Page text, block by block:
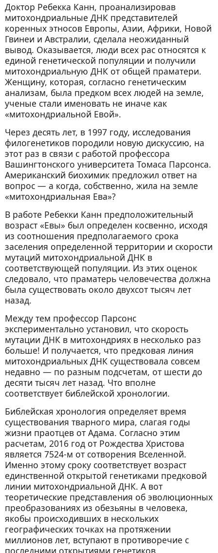
Доктор Ребекка Канн, проанализировав
митохондриальные ДНК представителей
коренных этносов Европы, Азии, Африки, Новой
Гвинеи и Австралии, сделала неожиданный
вывод. Оказывается, люди всех рас относятся к
единой генетической популяции и получили
митохондриальную ДНК от общей праматери.
Женщину, которая, согласно генетическим
анализам, была предком всех людей на земле,
ученые стали именовать не иначе как
«митохондриальной Евой».
Через десять лет, в 1997 году, исследования
филогенетиков породили новую дискуссию, на
этот раз в связи с работой профессора
Вашингтонского университета Томаса Парсонса.
Американский биохимик предложил ответ на
вопрос — а когда, собственно, жила на земле
«митохондриальная Ева»?
В работе Ребекки Канн предположительный
возраст «Евы» был определен косвенно, исходя
из соотношения предполагаемого срока
заселения определенной территории и скорости
мутаций митохондриальной ДНК в
соответствующей популяции. Из этих оценок
следовало, что праматерь человечества должна
была существовать около двухсот тысяч лет
назад.
Между тем профессор Парсонс
экспериментально установил, что скорость
мутации ДНК в митохондриях в несколько раз
больше! И получается, что предковая линия
митохондриальных ДНК существовала совсем
недавно — по разным подсчетам, от шести до
десяти тысяч лет назад. Что вполне
соответствует библейской хронологии.
Библейская хронология определяет время
существования тварного мира, слагая годы
жизни праотцев от Адама. Согласно этим
расчетам, 2016 год от Рождества Христова
является 7524-м от сотворения Вселенной.
Именно этому сроку соответствует возраст
единственной открытой генетиками предковой
линии митохондриальной ДНК. А вот
теоретические представления об эволюционных
преобразованиях из обезьяны в человека,
якобы происходивших в нескольких
географических точках на протяжении
миллионов лет, вступают в противоречие с
последними открытиями генетиков.